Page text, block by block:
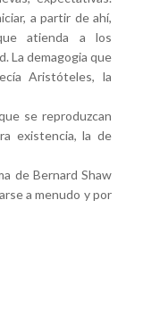
a partir de ahí,
atienda a los
La demagogia que
Aristóteles, la
se reproduzcan
existencia, la de
de Bernard Shaw
a menudo y por